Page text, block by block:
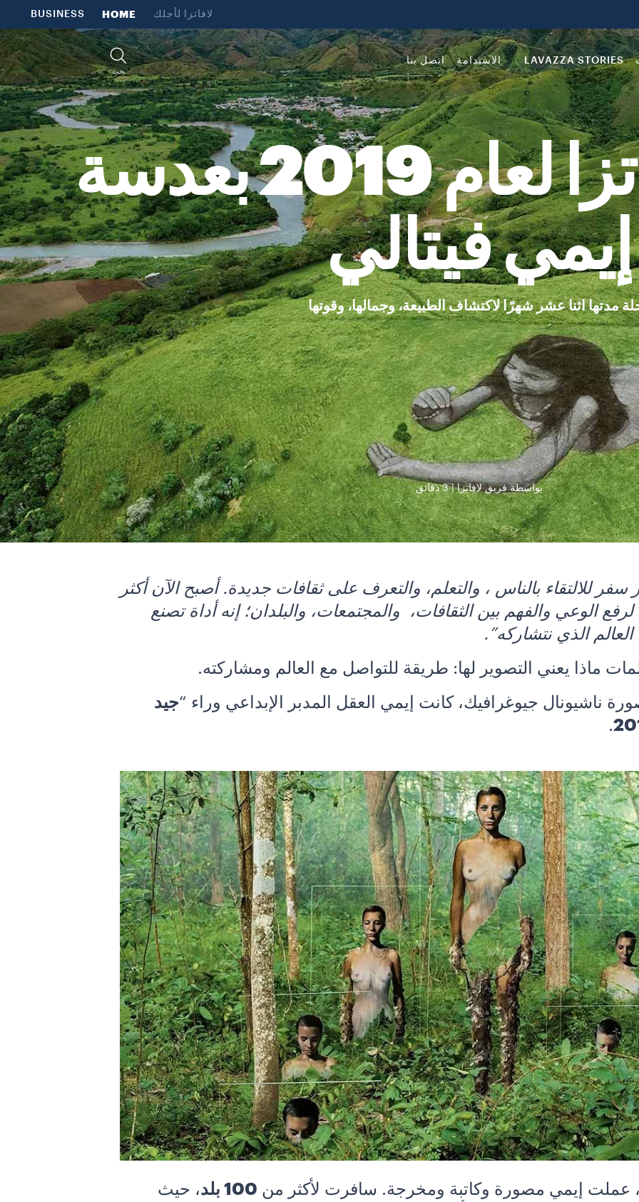
لافاتزا لأجلك HOME
BUSINESS
LAVAZZA STORIES الاستدامة اتصل بنا
بحث
تقويم لافاتزا لعام 2019 بعدسة
إيمي فيتالي
مدتها اثنا عشر شهرًا لاكتشاف الطبيعة، وجمالها، وقوتها
بواسطة فريق لافاتزا 3 دقائق
سفر للالتقاء بالناس ، والتعلم، والتعرف على ثقافات جديدة. أصبح الآن أكثر
الوعي والفهم بين الثقافات، والمجتمعات، والبلدان؛ إنه أداة تصنع
الذي نتشاركه”.
ماذا يعني التصوير لها: طريقة للتواصل مع العالم ومشاركته.
جيد
.
عملت إيمي مصورة وكاتبة ومخرجة. سافرت لأكثر من 100 بلد
، حيث